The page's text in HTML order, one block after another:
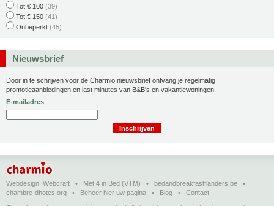
Tot € 100 (39)
Tot € 150 (41)
Onbeperkt (45)
Nieuwsbrief
Door in te schrijven voor de Charmio nieuwsbrief ontvang je regelmatig
promotieaanbiedingen en last minutes van B&B's en vakantiewoningen.
E-mailadres
Webdesign: Webcraft • Met 4 in Bed (VTM) • bedandbreakfastflanders.be •
chambre-dhotes.org • Beheer hier uw pagina • Blog • Contact